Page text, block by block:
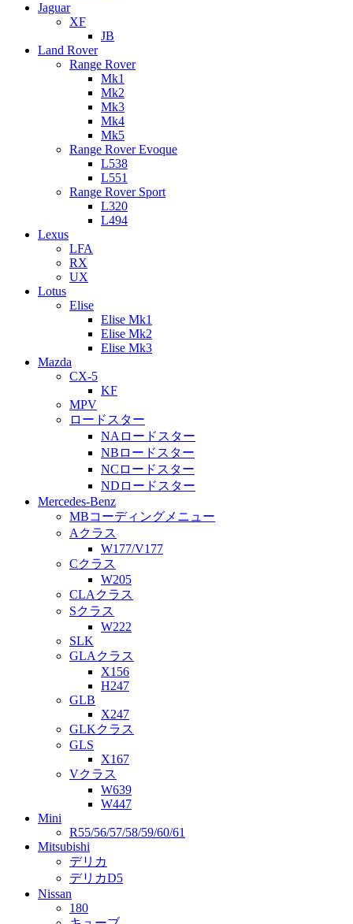
Jaguar
XF
JB
Land Rover
Range Rover
Mk1
Mk2
Mk3
Mk4
Mk5
Range Rover Evoque
L538
L551
Range Rover Sport
L320
L494
Lexus
LFA
RX
UX
Lotus
Elise
Elise Mk1
Elise Mk2
Elise Mk3
Mazda
CX-5
KF
MPV
ロードスター
NAロードスター
NBロードスター
NCロードスター
NDロードスター
Mercedes-Benz
MBコーディングメニュー
Aクラス
W177/V177
Cクラス
W205
CLAクラス
Sクラス
W222
SLK
GLAクラス
X156
H247
GLB
X247
GLKクラス
GLS
X167
Vクラス
W639
W447
Mini
R55/56/57/58/59/60/61
Mitsubishi
デリカ
デリカD5
Nissan
180